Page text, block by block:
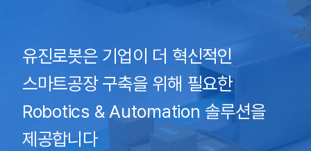
유진로봇은 기업이 더 혁신적인
스마트공장 구축을 위해 필요한
Robotics & Automation 솔루션을
제공합니다